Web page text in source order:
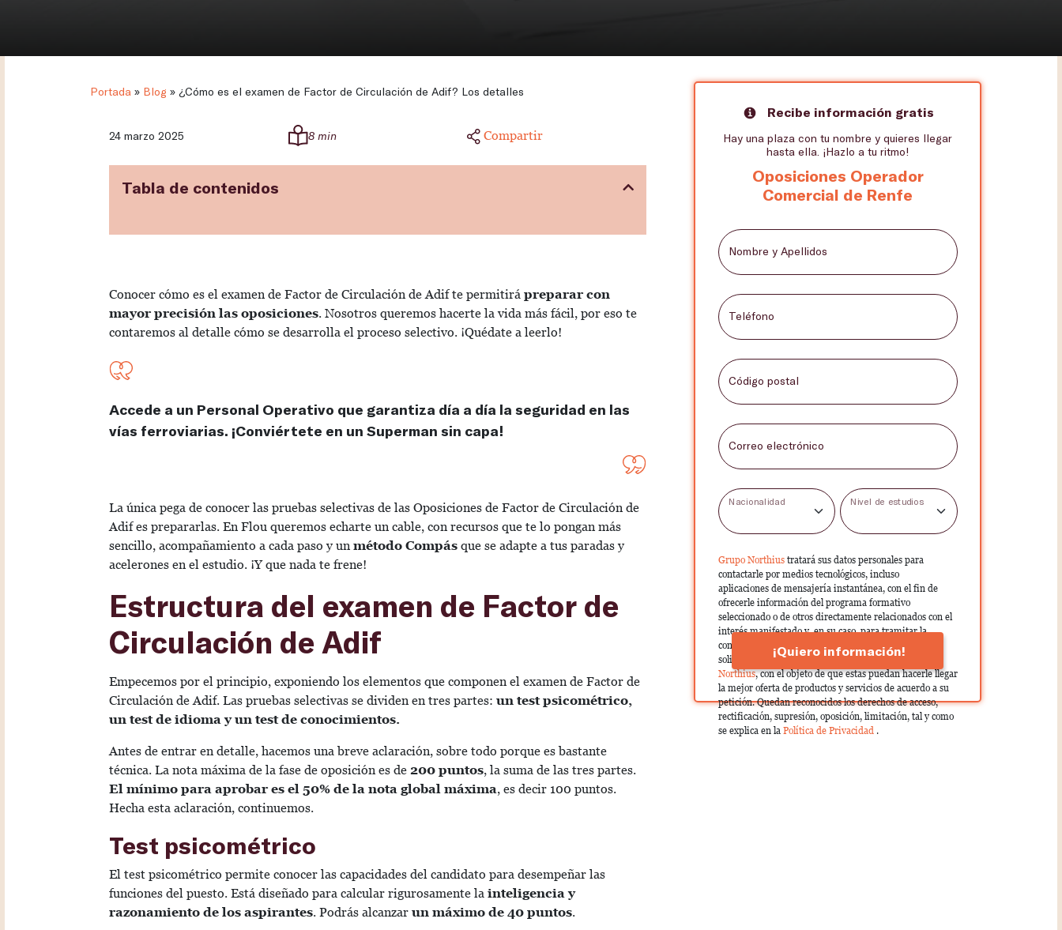
Portada » Blog » ¿Cómo es el examen de Factor de Circulación de Adif? Los detalles
24 marzo 2025 8 min Compartir
Tabla de contenidos
Conocer cómo es el examen de Factor de Circulación de Adif te permitirá preparar con
mayor precisión las oposiciones. Nosotros queremos hacerte la vida más fácil, por eso te
contaremos al detalle cómo se desarrolla el proceso selectivo. ¡Quédate a leerlo!
Accede a un Personal Operativo que garantiza día a día la seguridad en las
vías ferroviarias. ¡Conviértete en un Superman sin capa!
La única pega de conocer las pruebas selectivas de las Oposiciones de Factor de Circulación de
Adifes prepararlas. En Flou queremos echarte un cable, con recursos que te lo pongan más
sencillo, acompañamiento a cada paso y un método Compás que se adapte a tus paradas y
acelerones en el estudio. ¡Y que nada te frene!
Estructura del examen de Factor de
Circulación de Adif
Empecemos por el principio, exponiendo los elementos que componen el examen de Factor de
Circulación de Adif. Las pruebas selectivas se dividen en tres partes: un test psicométrico,
un test de idioma y un test de conocimientos.
Antes de entrar en detalle, hacemos una breve aclaración, sobre todo porque es bastante
técnica. La nota máxima de la fase de oposición es de 200 puntos, la suma de las tres partes.
El mínimo para aprobar es el 50% de la nota global máxima, es decir 100 puntos.
Hecha esta aclaración, continuemos.
Test psicométrico
El test psicométrico permite conocer las capacidades del candidato para desempeñar las
funciones del puesto. Está diseñado para calcular rigurosamente la inteligencia y
razonamiento de los aspirantes. Podrás alcanzar un máximo de 40 puntos.
Recibe información gratis
Hay una plaza con tu nombre y quieres llegar
hasta ella. ¡Hazlo a tu ritmo!
Oposiciones Operador
Comercial de Renfe
Nombre y Apellidos
Teléfono
Código postal
Correo electrónico
Nacionalidad Nivel de estudios
Grupo Northius tratará sus datos personales para
contactarle por medios tecnológicos, incluso
aplicaciones de mensajería instantánea, con el fin de
ofrecerle información del programa formativo
seleccionado o de otros directamente relacionados con el
interés manifestado y, en su caso, para tramitar la
contratación correspondiente. Compartiremos su
solicitud con las empresas que conforman elGrupo
Northius, con el objeto de que estas puedan hacerle llegar
la mejor oferta de productos y servicios de acuerdo a su
petición. Quedan reconocidos los derechos de acceso,
rectificación, supresión, oposición, limitación, tal y como
se explica en la Política de Privacidad .
¡Quiero información!